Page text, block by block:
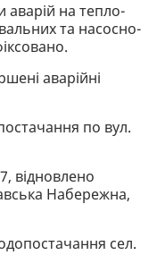
аварій на тепло-
та насосно-
аварійні
по вул.
відновлено
Набережна,
сел.